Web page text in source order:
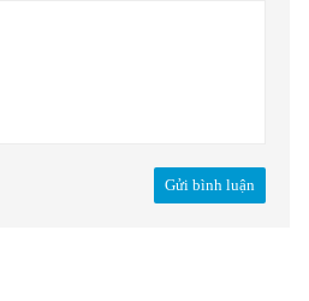
Gửi bình luận